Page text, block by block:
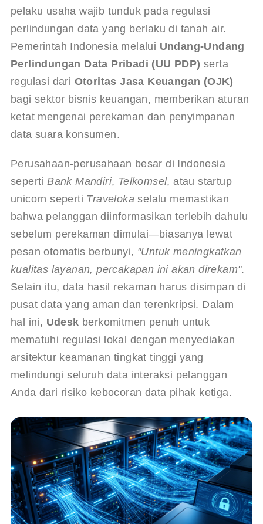
pelaku usaha wajib tunduk pada regulasi
perlindungan data yang berlaku di tanah air.
Pemerintah Indonesia melalui Undang-Undang
Perlindungan Data Pribadi (UU PDP) serta
regulasi dari Otoritas Jasa Keuangan (OJK)
bagi sektor bisnis keuangan, memberikan aturan
ketat mengenai perekaman dan penyimpanan
data suara konsumen.
Perusahaan-perusahaan besar di Indonesia
seperti Bank Mandiri, Telkomsel, atau startup
unicorn seperti Traveloka selalu memastikan
bahwa pelanggan diinformasikan terlebih dahulu
sebelum perekaman dimulai—biasanya lewat
pesan otomatis berbunyi, "Untuk meningkatkan
kualitas layanan, percakapan ini akan direkam".
Selain itu, data hasil rekaman harus disimpan di
pusat data yang aman dan terenkripsi. Dalam
hal ini, Udesk berkomitmen penuh untuk
mematuhi regulasi lokal dengan menyediakan
arsitektur keamanan tingkat tinggi yang
melindungi seluruh data interaksi pelanggan
Anda dari risiko kebocoran data pihak ketiga.